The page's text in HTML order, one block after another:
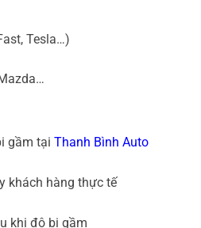
Tesla…)
gầm tại Thanh Bình Auto
khách hàng thực tế
khi độ bi gầm